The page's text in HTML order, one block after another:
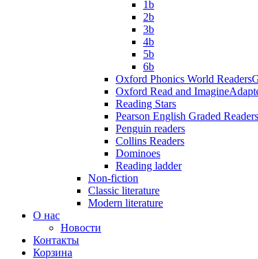
1b
2b
3b
4b
5b
6b
Oxford Phonics World Readers
Oxford Read and Imagine
Reading Stars
Pearson English Graded Readers
Penguin readers
Collins Readers
Dominoes
Reading ladder
Non-fiction
Classic literature
Modern literature
О нас
Новости
Контакты
Корзина